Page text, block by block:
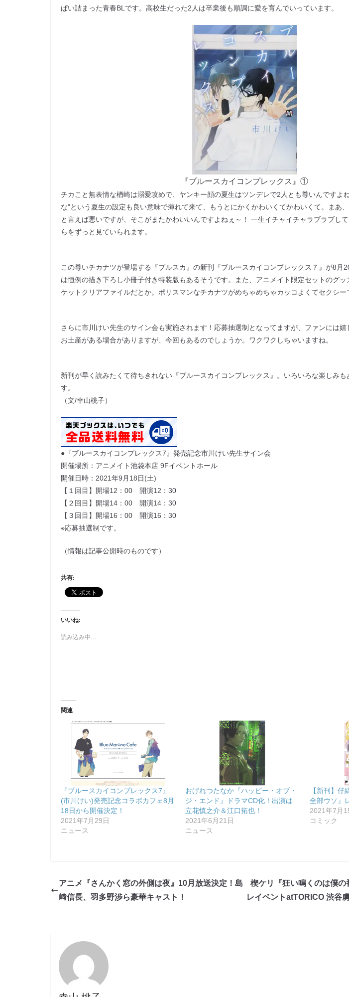
ぱい詰まった青春BLです。高校生だった2人は卒業後も順調に愛を育んでいっています。
『ブルースカイコンプレックス』①
チカこと無表情な楢崎は溺愛攻めで、ヤンキー顔の夏生はツンデレで2人とも尊いんですよ
な”という夏生の設定も良い意味で薄れて来て、もうとにかくかわいくてかわいくて。まあ
と言えば悪いですが、そこがまたかわいいんですよねぇ～！ 一生イチャイチャラブラブし
らをずっと見ていられます。
この尊いチカナツが登場する『ブルスカ』の新刊『ブルースカイコンプレックス７』が8月
は恒例の描き下ろし小冊子付き特装版もあるそうです。また、アニメイト限定セットのグ
ケットクリアファイルだとか。ポリスマンなチカナツがめちゃめちゃカッコよくてセクシー
さらに市川けい先生のサイン会も実施されます！応募抽選制となってますが、ファンには
お土産がある場合がありますが、今回もあるのでしょうか。ワクワクしちゃいますね。
新刊が早く読みたくて待ちきれない『ブルースカイコンプレックス』。いろいろな楽しみも
す。
（文/幸山桃子）
●『ブルースカイコンプレックス7』発売記念市川けい先生サイン会
開催場所：アニメイト池袋本店 9Fイベントホール
開催日時：2021年9月18日(土)
【１回目】開場12：00 開演12：30
【２回目】開場14：00 開演14：30
【３回目】開場16：00 開演16：30
※応募抽選制です。
（情報は記事公開時のものです）
共有:
いいね:
読み込み中…
関連
『ブルースカイコンプレックス7』
(市川けい)発売記念コラボカフェ8月
18日から開催決定！
2021年7月29日
ニュース
おげれつたなか『ハッピー・オブ・
ジ・エンド』ドラマCD化！出演は
立花慎之介＆江口拓也！
2021年6月21日
ニュース
【新刊】仔
全部ウソ』
2021年7月
コミック
アニメ『さんかく窓の外側は夜』10月放送決定！島
﨑信長、羽多野渉ら豪華キャスト！
楔ケリ『狂い鳴くのは僕
レイベントatTORICO 渋谷